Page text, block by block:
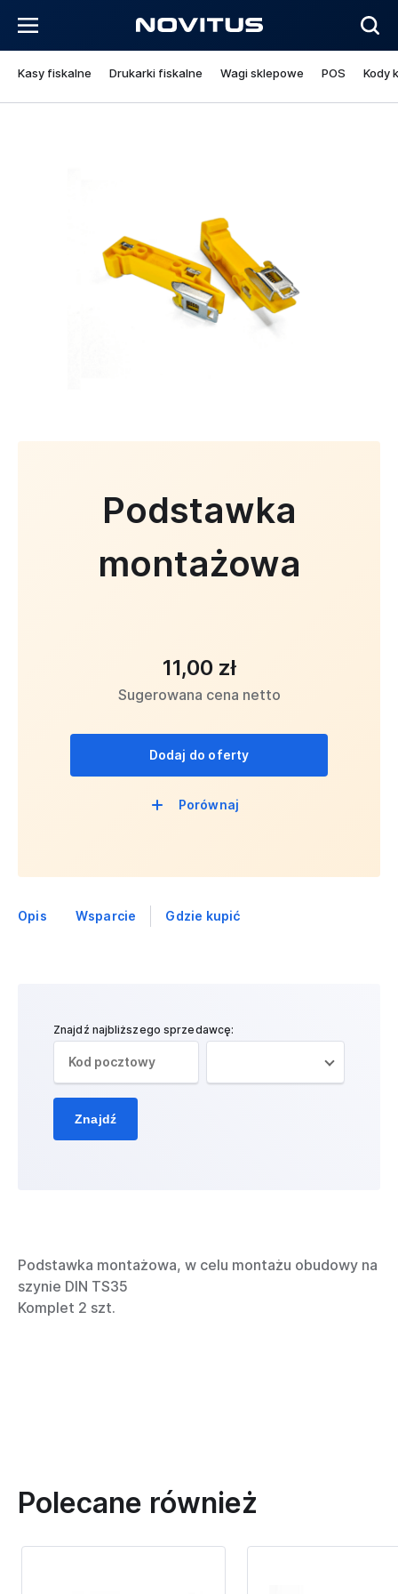
Kasy fiskalne Drukarki fiskalne Wagi sklepowe POS Kody
Podstawka
montażowa
11,00 zł
Sugerowana cena netto
Dodaj do oferty
Porównaj
Opis Wsparcie Gdzie kupić
Znajdź najbliższego sprzedawcę:
Znajdź
Podstawka montażowa, w celu montażu obudowy na
szynie DIN TS35
Komplet 2 szt.
Polecane również